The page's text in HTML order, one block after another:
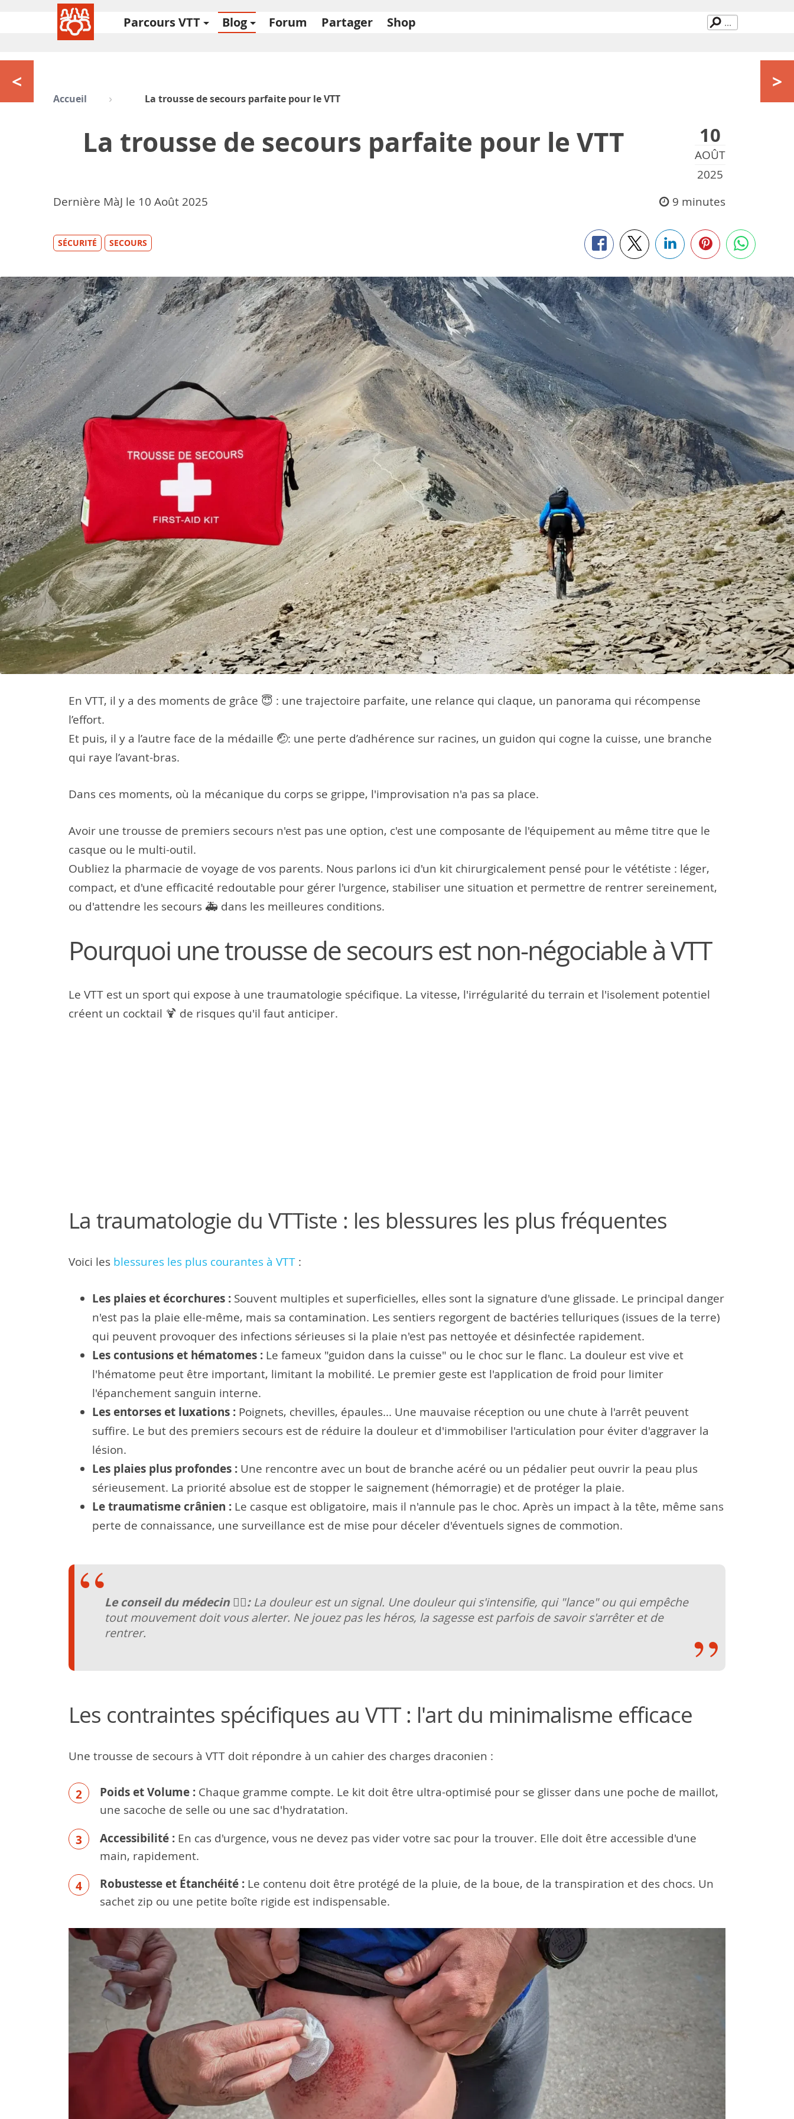
Parcours VTT Blog Forum Partager Shop
Accueil La trousse de secours parfaite pour le VTT
10
AOÛT
2025
La trousse de secours parfaite pour le VTT
9 minutes
Dernière MàJ le 10 Août 2025
SÉCURITÉ SECOURS
En VTT, il y a des moments de grâce 😇 : une trajectoire parfaite, une relance qui claque, un panorama qui récompense
l’effort.
Et puis, il y a l’autre face de la médaille 🤕: une perte d’adhérence sur racines, un guidon qui cogne la cuisse, une branche
qui raye l’avant-bras.
Dans ces moments, où la mécanique du corps se grippe, l'improvisation n'a pas sa place.
Avoir une trousse de premiers secours n'est pas une option, c'est une composante de l'équipement au même titre que le
casque ou le multi-outil.
Oubliez la pharmacie de voyage de vos parents. Nous parlons ici d'un kit chirurgicalement pensé pour le vététiste : léger,
compact, et d'une efficacité redoutable pour gérer l'urgence, stabiliser une situation et permettre de rentrer sereinement,
ou d'attendre les secours 🚑 dans les meilleures conditions.
Pourquoi une trousse de secours est non-négociable à VTT
Le VTT est un sport qui expose à une traumatologie spécifique. La vitesse, l'irrégularité du terrain et l'isolement potentiel
créent un cocktail 🍹 de risques qu'il faut anticiper.
La traumatologie du VTTiste : les blessures les plus fréquentes
Voici les blessures les plus courantes à VTT:
Les plaies et écorchures :Souvent multiples et superficielles, elles sont la signature d'une glissade. Le principal danger
n'est pas la plaie elle-même, mais sa contamination. Les sentiers regorgent de bactéries telluriques (issues de la terre)
qui peuvent provoquer des infections sérieuses si la plaie n'est pas nettoyée et désinfectée rapidement.
Les contusions et hématomes :Le fameux "guidon dans la cuisse" ou le choc sur le flanc. La douleur est vive et
l'hématome peut être important, limitant la mobilité. Le premier geste est l'application de froid pour limiter
l'épanchement sanguin interne.
Les entorses et luxations :Poignets, chevilles, épaules... Une mauvaise réception ou une chute à l'arrêt peuvent
suffire. Le but des premiers secours est de réduire la douleur et d'immobiliser l'articulation pour éviter d'aggraver la
lésion.
Les plaies plus profondes :Une rencontre avec un bout de branche acéré ou un pédalier peut ouvrir la peau plus
sérieusement. La priorité absolue est de stopper le saignement (hémorragie) et de protéger la plaie.
Le traumatisme crânien :Le casque est obligatoire, mais il n'annule pas le choc. Après un impact à la tête, même sans
perte de connaissance, une surveillance est de mise pour déceler d'éventuels signes de commotion.
Le conseil du médecin 🧑‍⚕️:La douleur est un signal. Une douleur qui s'intensifie, qui "lance" ou qui empêche
tout mouvement doit vous alerter. Ne jouez pas les héros, la sagesse est parfois de savoir s'arrêter et de
rentrer.
Les contraintes spécifiques au VTT : l'art du minimalisme efficace
Une trousse de secours à VTT doit répondre à un cahier des charges draconien :
Poids et Volume :Chaque gramme compte. Le kit doit être ultra-optimisé pour se glisser dans une poche de maillot,
une sacoche de selle ou une sac d'hydratation.
Accessibilité :En cas d'urgence, vous ne devez pas vider votre sac pour la trouver. Elle doit être accessible d'une
main, rapidement.
Robustesse et Étanchéité :Le contenu doit être protégé de la pluie, de la boue, de la transpiration et des chocs. Un
sachet zip ou une petite boîte rigide est indispensable.
>
<